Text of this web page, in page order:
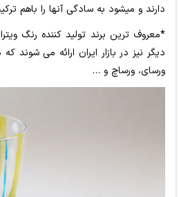
دارند و میشود به سادگی آنها را باهم
ورسای، ورساچ و …